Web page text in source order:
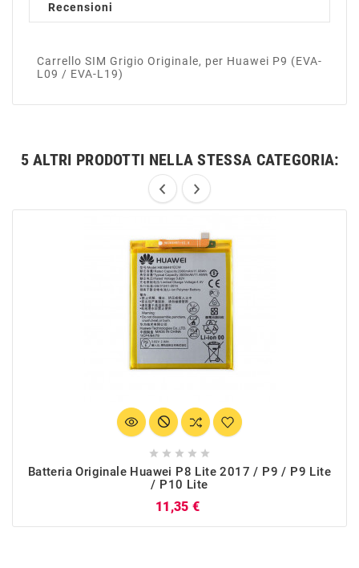
Recensioni
Carrello SIM Grigio Originale, per Huawei P9 (EVA-
L09 / EVA-L19)
5 ALTRI PRODOTTI NELLA STESSA CATEGORIA:
    
Batteria Originale Huawei P8 Lite 2017 / P9 / P9 Lite
/ P10 Lite
11,35 €